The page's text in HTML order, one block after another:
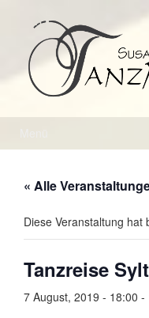
Hauptmenü
springen
« Alle
Diese Veranstaltung hat
Tanzreise Sylt
7 August, 2019 - 18:00 -